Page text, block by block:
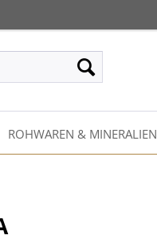
ROHWAREN & MINERALIEN